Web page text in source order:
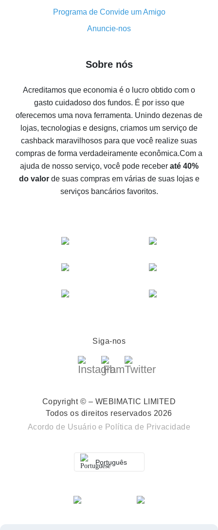
Cashback no AliExpress - avaliações de clientes
8% de cashback no AliExpress - poupar dinheiro de
compras
Aliexpress
Como receber cashback no Aliexpress - formas fáceis
de se obter cashback
10% de cashback no Aliexpress - o impossível é
possível
O melhor cashback no Aliexpress - como encontrá-lo
O melhor serviço de cashback para o Aliexpress -
vamos comparar ofertas
Programa de Convide um Amigo
Anuncie-nos
Sobre nós
Acreditamos que economia é o lucro obtido com o
gasto cuidadoso dos fundos. É por isso que
oferecemos uma nova ferramenta. Unindo dezenas de
lojas, tecnologias e designs, criamos um serviço de
cashback maravilhosos para que você realize suas
compras de forma verdadeiramente econômica.Com a
ajuda de nosso serviço, você pode receber até 40%
do valorde suas compras em várias de suas lojas e
serviços bancários favoritos.
Siga-nos
Copyright © – WEBIMATIC LIMITED
Todos os direitos reservados 2026
Acordo de Usuário e Política de Privacidade
Português